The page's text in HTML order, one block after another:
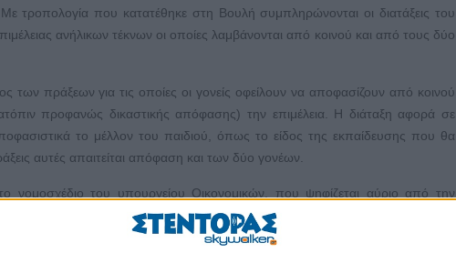
τροπολογία που κατατέθηκε στη Βουλή συμπληρώνονται οι διατάξεις του
ανήλικων τέκνων οι οποίες λαμβάνονται από κοινού και από τους δύο
των πράξεων για τις οποίες οι γονείς οφείλουν να αποφασίζουν από κοινού
προφανώς δικαστικής απόφασης) την επιμέλεια. Η διάταξη αφορά σε
το μέλλον του παιδιού, όπως το είδος της εκπαίδευσης που θα
αυτές απαιτείται απόφαση και των δύο γονέων.
του υπουργείου Οικονομικών, που ψηφίζεται αύριο από την
από τον έναν μόνο γονέα, οι σοβαρές μη επαναλαμβανόμενες αποφάσεις
το μέλλον του τέκνου λαμβάνονται και από τους δύο γονείς εφόσον δεν